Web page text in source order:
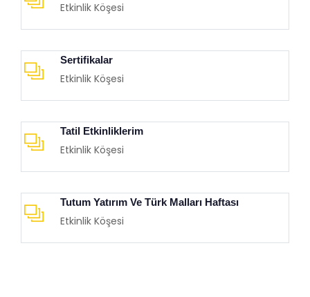
Etkinlik Köşesi
Sertifikalar
Etkinlik Köşesi
Tatil Etkinliklerim
Etkinlik Köşesi
Tutum Yatırım Ve Türk Malları Haftası
Etkinlik Köşesi